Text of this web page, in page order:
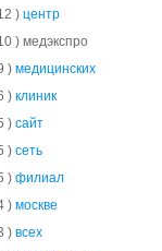
) центр
) медэкспро
) медицинских
) клиник
) сайт
) сеть
) филиал
) москве
) всех